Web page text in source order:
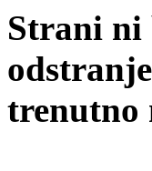
Strani ni
trenutno